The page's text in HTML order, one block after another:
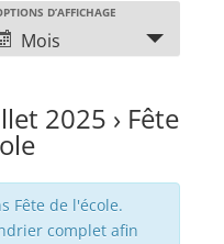
D’AFFICHAGE
Mois
2025 › Fête
Fête de l'école.
complet afin